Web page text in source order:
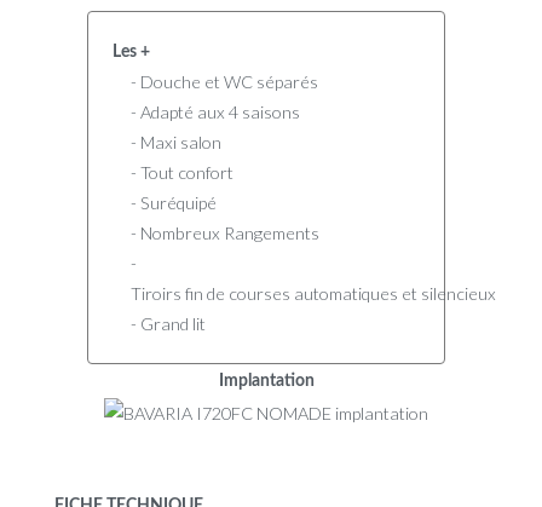
Les +
- Douche et WC séparés
- Adapté aux 4 saisons
- Maxi salon
- Tout confort
- Suréquipé
- Nombreux Rangements
-
Tiroirs fin de courses automatiques et silencieux
- Grand lit
Implantation